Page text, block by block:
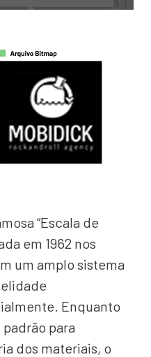
“Escala de
em 1962 nos
um amplo sistema
Enquanto
padrão para
dos materiais, o